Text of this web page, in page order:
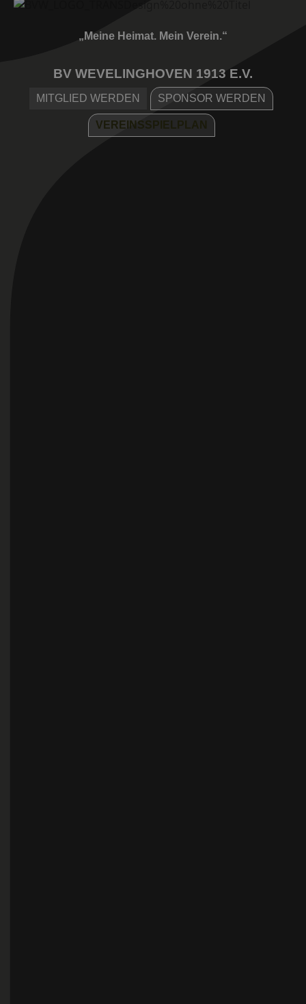
„Meine Heimat. Mein Verein.“
BV WEVELINGHOVEN 1913 E.V.
MITGLIED WERDEN SPONSOR WERDEN
VEREINSSPIELPLAN